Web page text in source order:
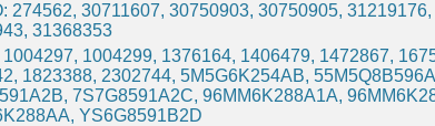
274562, 30711607, 30750903, 30750905,
31368353
1004297, 1004299, 1376164, 1406479, 1472867,
1823388, 2302744, 5M5G6K254AB,
7S7G8591A2C, 96MM6K288A1A,
YS6G8591B2D